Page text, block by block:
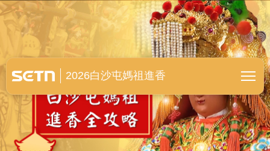
白沙屯媽祖進香全紀錄
2026白沙屯媽祖進香